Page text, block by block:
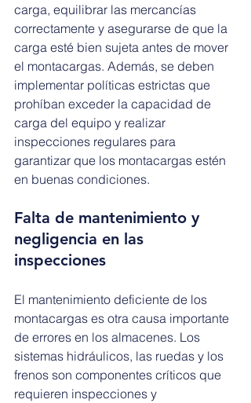
carga, equilibrar las mercancías
correctamente y asegurarse de que la
carga esté bien sujeta antes de mover
el montacargas. Además, se deben
implementar políticas estrictas que
prohíban exceder la capacidad de
carga del equipo y realizar
inspecciones regulares para
garantizar que los montacargas estén
en buenas condiciones.
Falta de mantenimiento y
negligencia en las
inspecciones
El mantenimiento deficiente de los
montacargas es otra causa importante
de errores en los almacenes. Los
sistemas hidráulicos, las ruedas y los
frenos son componentes críticos que
requieren inspecciones y